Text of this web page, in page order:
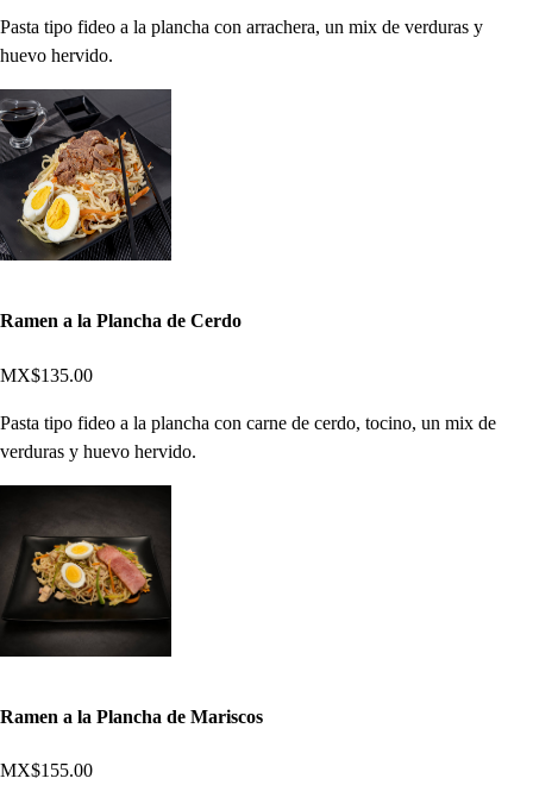
Pasta tipo fideo a la plancha con arrachera, un mix de verduras y
huevo hervido.
Ramen a la Plancha de Cerdo
MX$135.00
Pasta tipo fideo a la plancha con carne de cerdo, tocino, un mix de
verduras y huevo hervido.
Ramen a la Plancha de Mariscos
MX$155.00